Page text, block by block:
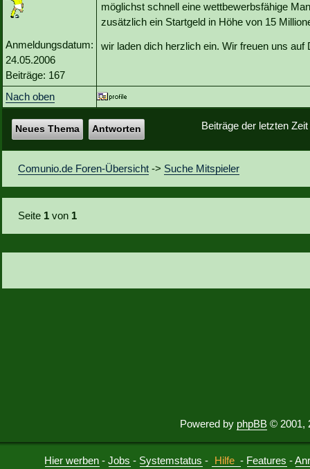
Anmeldungsdatum:
24.05.2006
Beiträge: 167
möglichst schnell eine wettbewerbsfähige
zusätzlich ein Startgeld in Höhe von 15
wir laden dich herzlich ein. Wir freuen uns
Nach oben
Beiträge der letzten
Neues Thema Antworten
Comunio.de Foren-Übersicht -> Suche Mitspieler
Seite 1 von 1
Powered by phpBB © 2001,
Hier werben -Jobs - Systemstatus - Hilfe - Features -